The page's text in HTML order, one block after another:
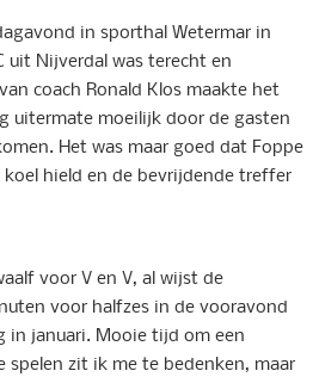
in sporthal Wetermar in
uit Nijverdal was terecht en
coach Ronald Klos maakte het
uitermate moeilijk door de gasten
Het was maar goed dat Foppe
hield en de bevrijdende treffer
voor V en V, al wijst de
voor halfzes in de vooravond
in januari. Mooie tijd om een
zit ik me te bedenken, maar